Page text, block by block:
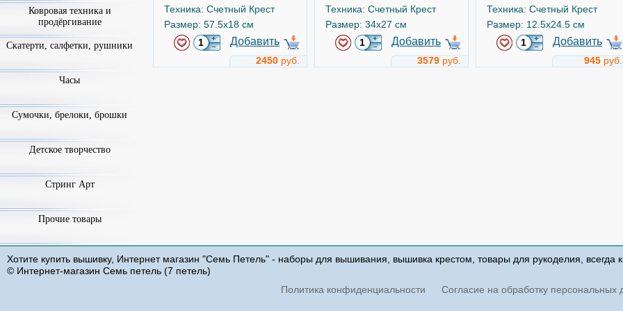
Техника: Счетный Крест
Размер: 57.5x18 см
Добавить
2450 руб.
Техника: Счетный Крест
Размер: 34x27 см
Добавить
3579 руб.
Техника: Счетный Крест
Размер: 12.5x24.5 см
Добавить
945 руб.
Luca-S
Техника: Счетный Крест
Размер: 36x65 см
М.П. Студия
Техника: Счетный Крест
Добавить
Luca-S
Техника: Счетный Крест
Добавить
Ковровая техника и
продёргивание
Скатерти, салфетки, рушники
Часы
Сумочки, брелоки, брошки
Детское творчество
Стринг Арт
Прочие товары
Хотите купить вышивку, Интернет магазин "Семь Петель" - наборы для вышивания, вышивка крестом, товары для рукоделия, всегда
© Интернет-магазин Семь петель (7 петель)
Политика конфиденциальности
Согласие на обработку персональных